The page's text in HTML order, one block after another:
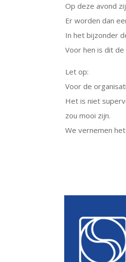
Op deze avond
Er worden dan
In het bijzonder
Voor hen is dit
Let op:
Voor de
Het is niet
zou mooi zijn.
We vernemen